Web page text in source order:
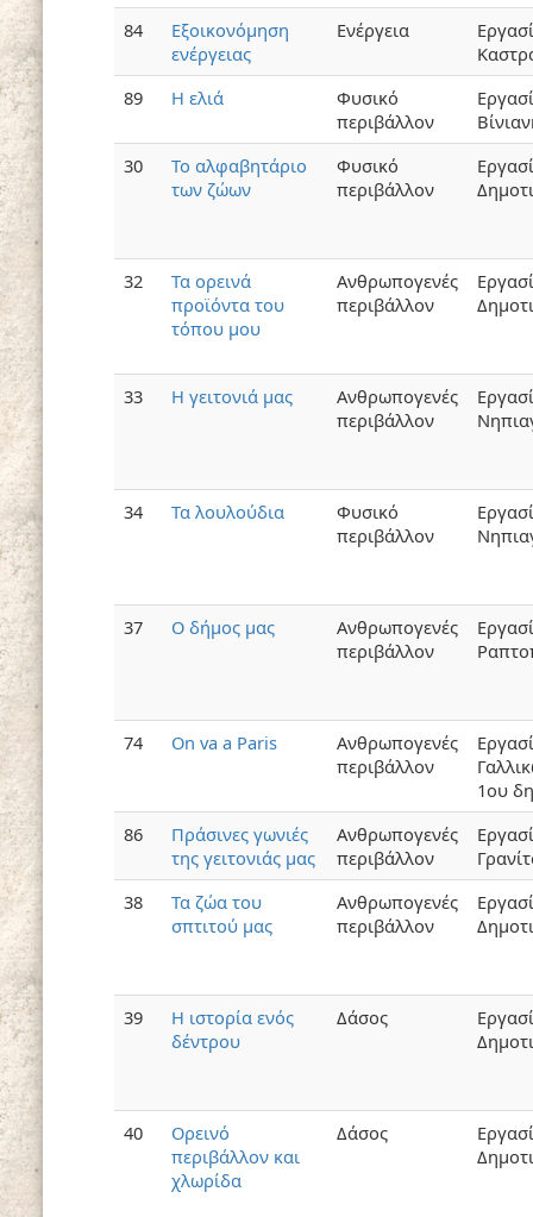
84
Εξοικονόμηση
ενέργειας
Ενέργεια
89
Η ελιά
Φυσικό
περιβάλλον
30
Το αλφαβητάριο
των ζώων
Φυσικό
περιβάλλον
32
Τα ορεινά
προϊόντα του
τόπου μου
Ανθρωπογενές
περιβάλλον
33 Η γειτονιά μας
Ανθρωπογενές
περιβάλλον
34 Τα λουλούδια
Φυσικό
περιβάλλον
37 Ο δήμος μας
Ανθρωπογενές
περιβάλλον
74 On va a Paris
Ανθρωπογενές
περιβάλλον
1ου
86
Πράσινες γωνιές
της γειτονιάς μας
Ανθρωπογενές
περιβάλλον
38
Τα ζώα του
σπτιτού μας
Ανθρωπογενές
περιβάλλον
39
Η ιστορία ενός
δέντρου
Δάσος
40
Ορεινό
περιβάλλον και
χλωρίδα
Δάσος